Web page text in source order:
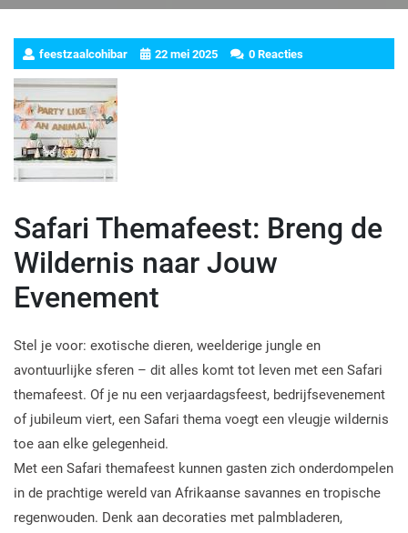
feestzaalcohibar 22 mei 2025 0 Reacties
Safari Themafeest: Breng de
Wildernis naar Jouw
Evenement
Stel je voor: exotische dieren, weelderige jungle en
avontuurlijke sferen – dit alles komt tot leven met een Safari
themafeest. Of je nu een verjaardagsfeest, bedrijfsevenement
of jubileum viert, een Safari thema voegt een vleugje wildernis
toe aan elke gelegenheid.
Met een Safari themafeest kunnen gasten zich onderdompelen
in de prachtige wereld van Afrikaanse savannes en tropische
regenwouden. Denk aan decoraties met palmbladeren,